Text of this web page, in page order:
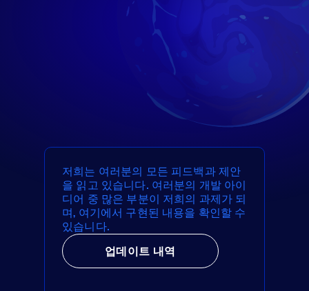
저희는 여러분의 모든 피드백과 제안
을 읽고 있습니다. 여러분의 개발 아이
디어 중 많은 부분이 저희의 과제가 되
며, 여기에서 구현된 내용을 확인할 수
있습니다.
업데이트 내역